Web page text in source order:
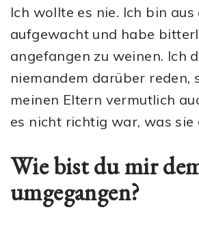
Ich wollte es nie. Ich bin
aufgewacht und habe
angefangen zu weinen. Ich
niemandem darüber reden,
meinen Eltern vermutlich
es nicht richtig war, was sie
Wie bist du mir
umgegangen?